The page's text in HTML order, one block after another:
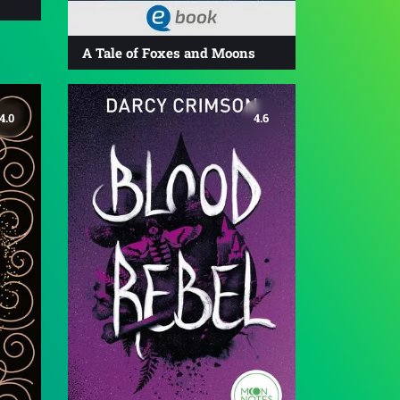
A Tale of Foxes and Moons
4.0 4.6